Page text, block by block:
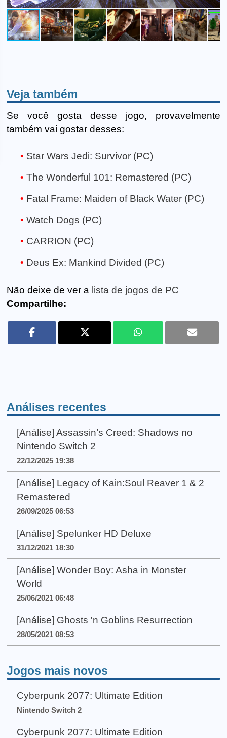
Veja também
Se você gosta desse jogo, provavelmente
também vai gostar desses:
Star Wars Jedi: Survivor (PC)
The Wonderful 101: Remastered (PC)
Fatal Frame: Maiden of Black Water (PC)
Watch Dogs (PC)
CARRION (PC)
Deus Ex: Mankind Divided (PC)
Não deixe de ver a lista de jogos de PC
Compartilhe:
Análises recentes
[Análise] Assassin’s Creed: Shadows no
Nintendo Switch 2
22/12/2025 19:38
[Análise] Legacy of Kain:Soul Reaver 1 & 2
Remastered
26/09/2025 06:53
[Análise] Spelunker HD Deluxe
31/12/2021 18:30
[Análise] Wonder Boy: Asha in Monster
World
25/06/2021 06:48
[Análise] Ghosts 'n Goblins Resurrection
28/05/2021 08:53
Jogos mais novos
Cyberpunk 2077: Ultimate Edition
Nintendo Switch 2
Cyberpunk 2077: Ultimate Edition